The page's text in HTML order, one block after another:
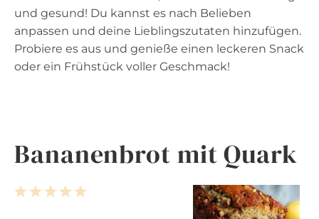
und gesund! Du kannst es nach Belieben
anpassen und deine Lieblingszutaten hinzufügen.
Probiere es aus und genieße einen leckeren Snack
oder ein Frühstück voller Geschmack!
Bananenbrot mit Quark
5
4
3
2
1